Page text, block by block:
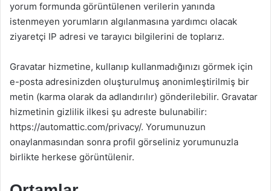
yorum formunda görüntülenen verilerin yanında
istenmeyen yorumların algılanmasına yardımcı olacak
ziyaretçi IP adresi ve tarayıcı bilgilerini de toplarız.
Gravatar hizmetine, kullanıp kullanmadığınızı görmek için
e-posta adresinizden oluşturulmuş anonimleştirilmiş bir
metin (karma olarak da adlandırılır) gönderilebilir. Gravatar
hizmetinin gizlilik ilkesi şu adreste bulunabilir:
https://automattic.com/privacy/. Yorumunuzun
onaylanmasından sonra profil görseliniz yorumunuzla
birlikte herkese görüntülenir.